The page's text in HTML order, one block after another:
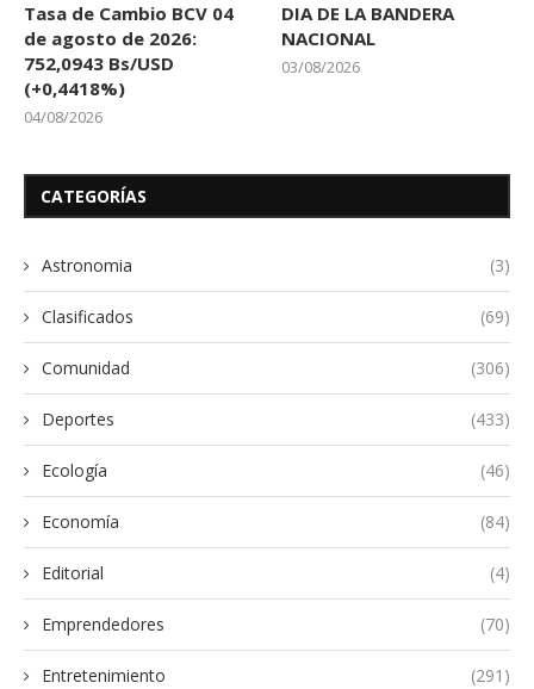
Tasa de Cambio BCV 04
de agosto de 2026:
752,0943 Bs/USD
(+0,4418%)
04/08/2026
DIA DE LA BANDERA
NACIONAL
03/08/2026
CATEGORÍAS
Astronomia (3)
Clasificados (69)
Comunidad (306)
Deportes (433)
Ecología (46)
Economía (84)
Editorial (4)
Emprendedores (70)
Entretenimiento (291)